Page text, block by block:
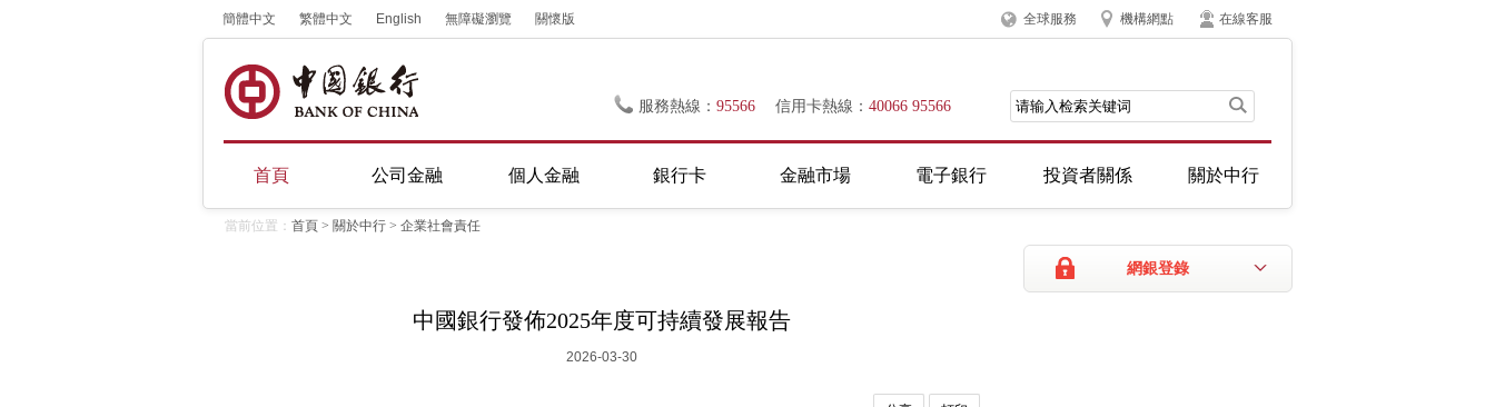
簡體中文 繁體中文 English 無障礙瀏覽 關懷版 全球服務 機構網點 在線客服
服務熱線： 95566 信用卡熱線： 40066 95566
首頁 公司金融 個人金融 銀行卡 金融市場 電子銀行 投資者關係 關於中行
當前位置： 首頁 > 關於中行 > 企業社會責任
網銀登錄
中國銀行發佈2025年度可持續發展報告
2026-03-30